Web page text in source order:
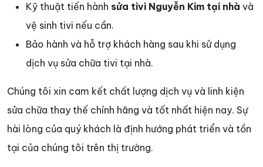
Kỹ thuật tiến hành sửa tivi Nguyễn Kim tại nhà và
vệ sinh tivi nếu cần.
Bảo hành và hỗ trợ khách hàng sau khi sử dụng
dịch vụ sửa chữa tivi tại nhà.
Chúng tôi xin cam kết chất lượng dịch vụ và linh kiện
sửa chữa thay thế chính hãng và tốt nhất hiện nay. Sự
hài lòng của quý khách là định hướng phát triển và tồn
tại của chúng tôi trên thị trường.